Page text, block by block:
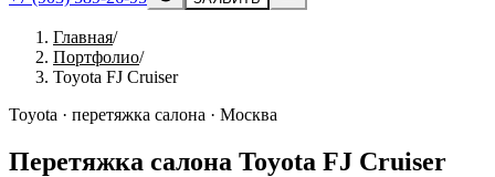
Главная/
Портфолио/
Toyota FJ Cruiser
Toyota · перетяжка салона · Москва
Перетяжка салона Toyota FJ Cruiser